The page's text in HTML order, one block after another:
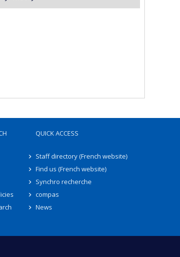
QUICK ACCESS
Staff directory (French website)
Find us (French website)
Synchro recherche
compas
News